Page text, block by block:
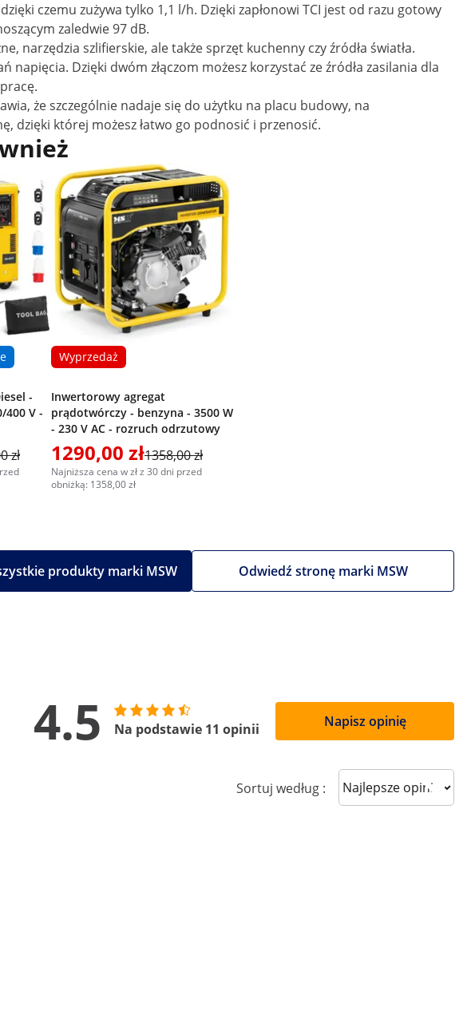
czemu zużywa tylko 1,1 l/h. Dzięki zapłonowi TCI jest od razu gotowy
zaledwie 97 dB.
narzędzia szlifierskie, ale także sprzęt kuchenny czy źródła światła.
Dzięki dwóm złączom możesz korzystać ze źródła zasilania dla
że szczególnie nadaje się do użytku na placu budowy, na
dzięki której możesz łatwo go podnosić i przenosić.
-
400 V -
zł
Wyprzedaż
Inwertorowy agregat
prądotwórczy - benzyna - 3500 W
- 230 V AC - rozruch odrzutowy
1290,00 zł1358,00 zł
Najniższa cena w zł z 30 dni przed
obniżką: 1358,00 zł
Odwiedź stronę marki MSW
produkty marki MSW
4.5 Na podstawie 11 opinii Napisz opinię
Sortuj według : Sort reviews